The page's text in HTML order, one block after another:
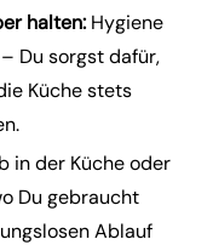
halten: Hygiene
Du sorgst dafür,
Küche stets
in der Küche oder
Du gebraucht
Ablauf